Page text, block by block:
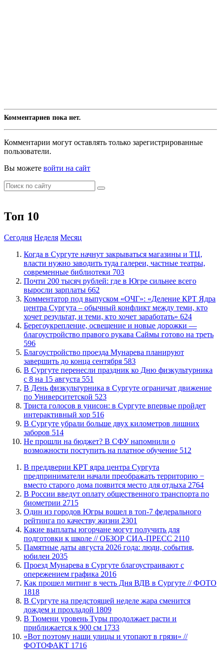
Комментариев пока нет.
Комментарии могут оставлять только зарегистрированные
пользователи.
Вы можете войти на сайт
Топ 10
Сегодня Неделя Месяц
​Когда в Сургуте начнут закрываться магазины и ТЦ,
власти нужно заводить туда галереи, частные театры,
современные библиотеки 703
​Почти 200 тысяч рублей: где в Югре сильнее всего
выросли зарплаты 662
​Комментатор под выпуском «ОЧГ»: «Деление КРТ Ядра
центра Сургута – обычный конфликт между теми, кто
хочет результат, и теми, кто хочет заработать» 624
Берегоукрепление, освещение и новые дорожки —
благоустройство правого рукава Саймы готово на треть
596
Благоустройство проезда Мунарева планируют
завершить до конца сентября 583
​В Сургуте перенесли праздник ко Дню физкультурника
с 8 на 15 августа 551
​В День физкультурника в Сургуте ограничат движение
по Университетской 523
​Триста голосов в унисон: в Сургуте впервые пройдет
интерактивный хор 516
​В Сургуте убрали больше двух километров лишних
заборов 514
Не прошли на бюджет? В СФУ напомнили о
возможности поступить на платное обучение 512
​В преддверии КРТ ядра центра Сургута
предприниматели начали преображать территорию −
вместо старого дома появится место для отдыха 2764
В России введут оплату общественного транспорта по
биометрии 2715
Один из городов Югры вошел в топ-7 федерального
рейтинга по качеству жизни 2301
Какие выплаты югорчане могут получить для
подготовки к школе // ОБЗОР СИА-ПРЕСС 2110
​Памятные даты августа 2026 года: люди, события,
юбилеи 2035
​Проезд Мунарева в Сургуте благоустраивают с
опережением графика 2016
Как прошел митинг в честь Дня ВДВ в Сургуте // ФОТО
1818
В Сургуте на предстоящей неделе жара сменится
дождем и прохладой 1809
В Тюмени уровень Туры продолжает расти и
приближается к 900 см 1733
«Вот поэтому наши улицы и утопают в грязи» //
ФОТОФАКТ 1716